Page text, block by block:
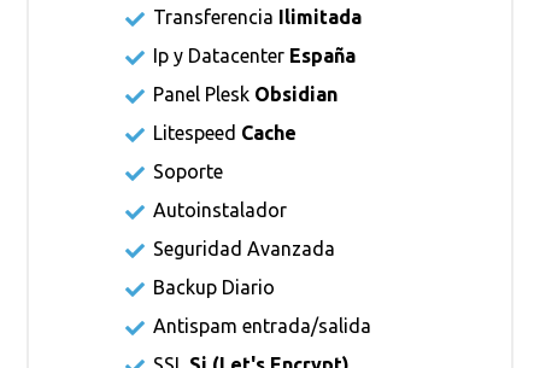
Transferencia Ilimitada
Ip y Datacenter España
Panel Plesk Obsidian
Litespeed Cache
Soporte
Autoinstalador
Seguridad Avanzada
Backup Diario
Antispam entrada/salida